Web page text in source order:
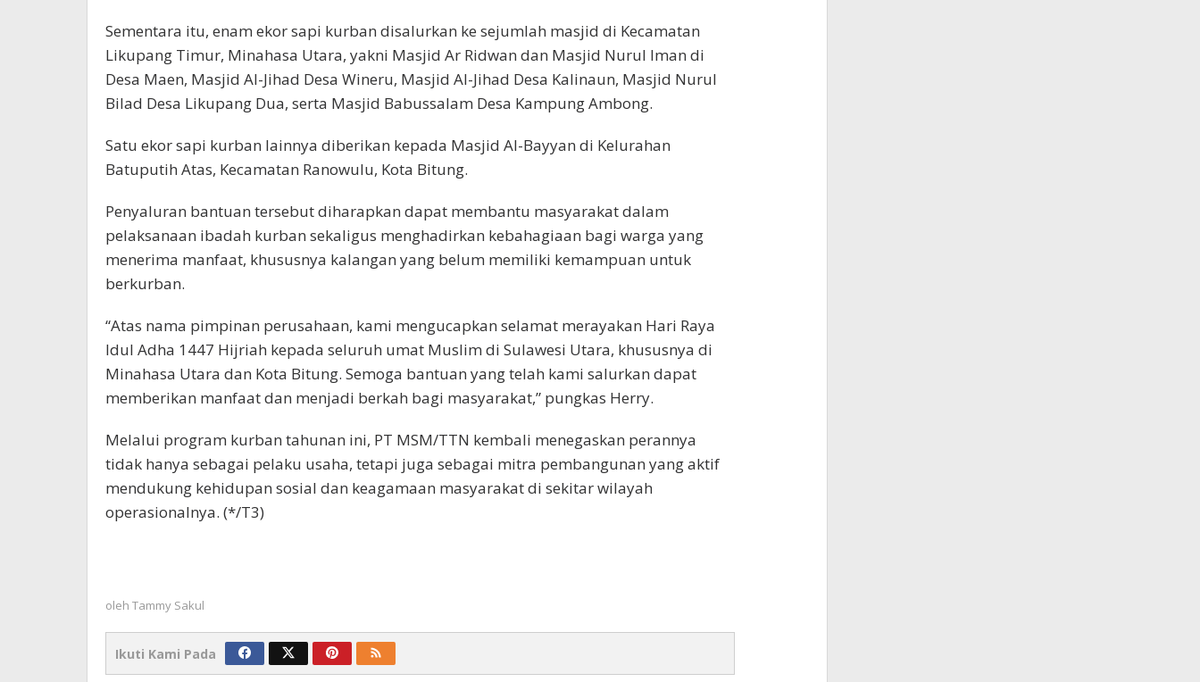
Sementara itu, enam ekor sapi kurban disalurkan ke sejumlah masjid di Kecamatan
Likupang Timur, Minahasa Utara, yakni Masjid Ar Ridwan dan Masjid Nurul Iman di
Desa Maen, Masjid Al-Jihad Desa Wineru, Masjid Al-Jihad Desa Kalinaun, Masjid Nurul
Bilad Desa Likupang Dua, serta Masjid Babussalam Desa Kampung Ambong.
Satu ekor sapi kurban lainnya diberikan kepada Masjid Al-Bayyan di Kelurahan
Batuputih Atas, Kecamatan Ranowulu, Kota Bitung.
Penyaluran bantuan tersebut diharapkan dapat membantu masyarakat dalam
pelaksanaan ibadah kurban sekaligus menghadirkan kebahagiaan bagi warga yang
menerima manfaat, khususnya kalangan yang belum memiliki kemampuan untuk
berkurban.
“Atas nama pimpinan perusahaan, kami mengucapkan selamat merayakan Hari Raya
Idul Adha 1447 Hijriah kepada seluruh umat Muslim di Sulawesi Utara, khususnya di
Minahasa Utara dan Kota Bitung. Semoga bantuan yang telah kami salurkan dapat
memberikan manfaat dan menjadi berkah bagi masyarakat,” pungkas Herry.
Melalui program kurban tahunan ini, PT MSM/TTN kembali menegaskan perannya
tidak hanya sebagai pelaku usaha, tetapi juga sebagai mitra pembangunan yang aktif
mendukung kehidupan sosial dan keagamaan masyarakat di sekitar wilayah
operasionalnya. (*/T3)
oleh Tammy Sakul
Ikuti Kami Pada